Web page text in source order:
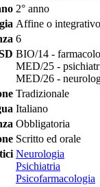
2° anno
Affine o integrativo
6
BIO/14 -
MED/25 -
MED/26 -
Tradizionale
Italiano
Obbligatoria
Scritto ed orale
Neurologia
Psichiatria
Psicofarmacologia